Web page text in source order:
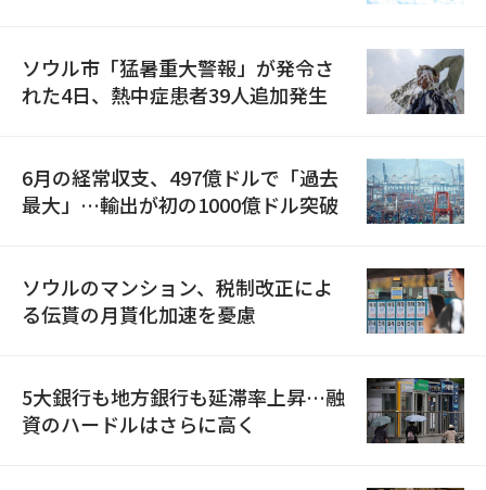
ソウル市「猛暑重大警報」が発令さ
れた4日、熱中症患者39人追加発生
6月の経常収支、497億ドルで「過去
最大」…輸出が初の1000億ドル突破
ソウルのマンション、税制改正によ
る伝貰の月貰化加速を憂慮
5大銀行も地方銀行も延滞率上昇…融
資のハードルはさらに高く